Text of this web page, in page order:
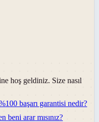
hoş geldiniz. Size nasıl
başarı garantisi nedir?
beni arar mısınız?